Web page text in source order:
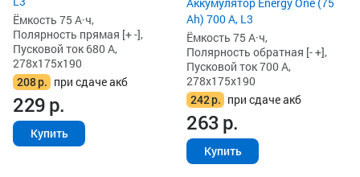
Ёмкость 75 А·ч,
Полярность прямая [+ -],
Пусковой ток 680 А,
278x175x190
208р. при сдаче акб
229р.
Купить
Ah) 700 А, L3
Ёмкость 75 А·ч,
Полярность обратная [- +],
Пусковой ток 700 А,
278x175x190
242р. при сдаче акб
263р.
Купить